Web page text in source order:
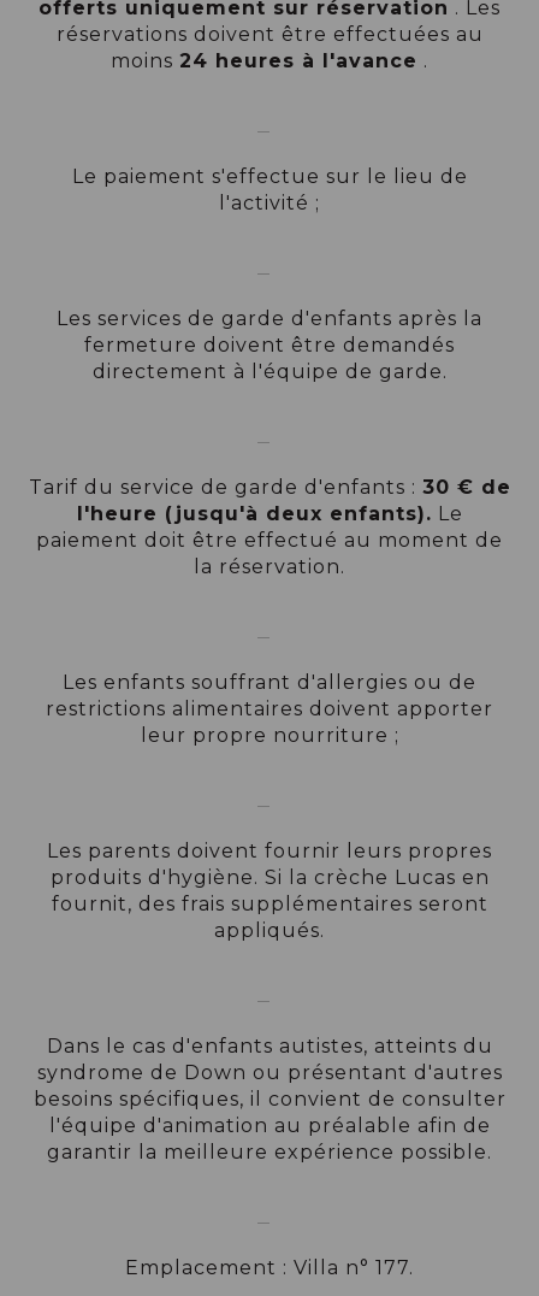
offerts uniquement sur réservation . Les
réservations doivent être effectuées au
moins 24 heures à l'avance .
Le paiement s'effectue sur le lieu de
l'activité ;
Les services de garde d'enfants après la
fermeture doivent être demandés
directement à l'équipe de garde.
Tarif du service de garde d'enfants : 30 € de
l'heure (jusqu'à deux enfants). Le
paiement doit être effectué au moment de
la réservation.
Les enfants souffrant d'allergies ou de
restrictions alimentaires doivent apporter
leur propre nourriture ;
Les parents doivent fournir leurs propres
produits d'hygiène. Si la crèche Lucas en
fournit, des frais supplémentaires seront
appliqués.
Dans le cas d'enfants autistes, atteints du
syndrome de Down ou présentant d'autres
besoins spécifiques, il convient de consulter
l'équipe d'animation au préalable afin de
garantir la meilleure expérience possible.
Emplacement : Villa n° 177.